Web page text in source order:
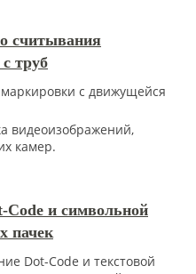
считывания
труб
с движущейся
видеоизображений,
камер.
Code и символьной
пачек
Dot-Code и текстовой